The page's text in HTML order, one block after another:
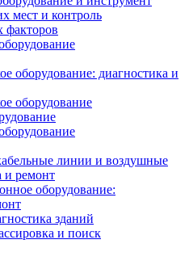
мест и контроль
факторов
оборудование: диагностика и
оборудование
линии и воздушные
и ремонт
оборудование:
зданий
и поиск